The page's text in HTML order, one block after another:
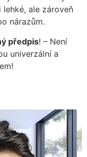
ale zároveň
nárazům.
předpis! – Není
univerzální a